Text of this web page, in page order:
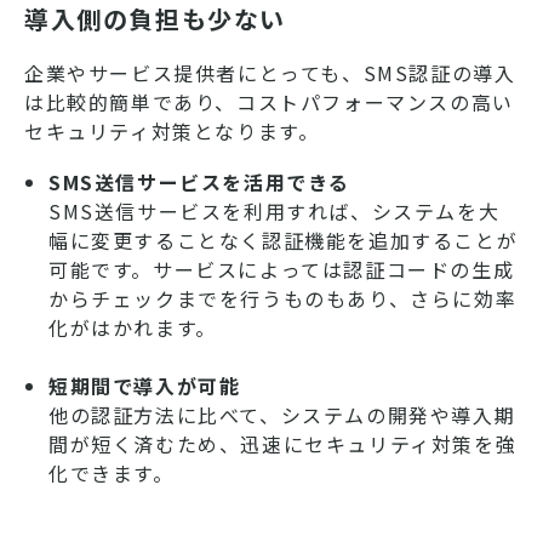
導入側の負担も少ない
企業やサービス提供者にとっても、SMS認証の導入
は比較的簡単であり、コストパフォーマンスの高い
セキュリティ対策となります。
SMS送信サービスを活用できる
SMS送信サービスを利用すれば、システムを大
幅に変更することなく認証機能を追加することが
可能です。サービスによっては認証コードの生成
からチェックまでを行うものもあり、さらに効率
化がはかれます。
短期間で導入が可能
他の認証方法に比べて、システムの開発や導入期
間が短く済むため、迅速にセキュリティ対策を強
化できます。